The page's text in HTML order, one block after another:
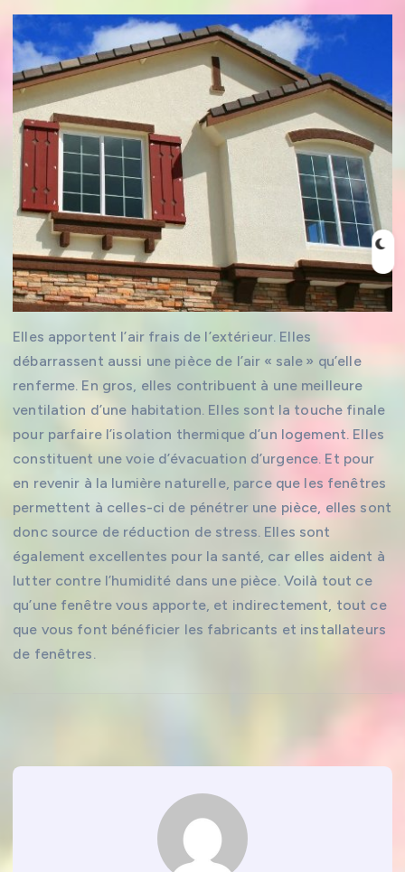
Elles apportent l’air frais de l’extérieur. Elles
débarrassent aussi une pièce de l’air « sale » qu’elle
renferme. En gros, elles contribuent à une meilleure
ventilation d’une habitation. Elles sont la touche finale
pour parfaire l’isolation thermique d’un logement. Elles
constituent une voie d’évacuation d’urgence. Et pour
en revenir à la lumière naturelle, parce que les fenêtres
permettent à celles-ci de pénétrer une pièce, elles sont
donc source de réduction de stress. Elles sont
également excellentes pour la santé, car elles aident à
lutter contre l’humidité dans une pièce. Voilà tout ce
qu’une fenêtre vous apporte, et indirectement, tout ce
que vous font bénéficier les fabricants et installateurs
de fenêtres.